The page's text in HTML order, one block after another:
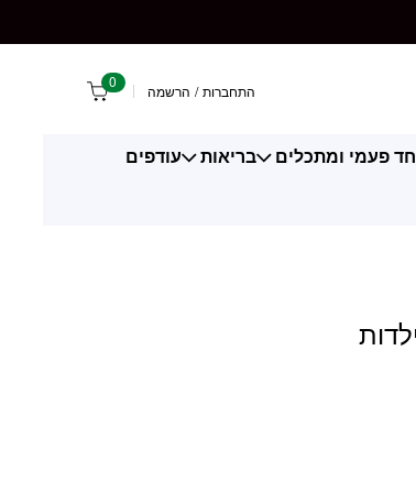
התחברות / הרשמה 0
חד פעמי ומתכלים בריאות
עודפים